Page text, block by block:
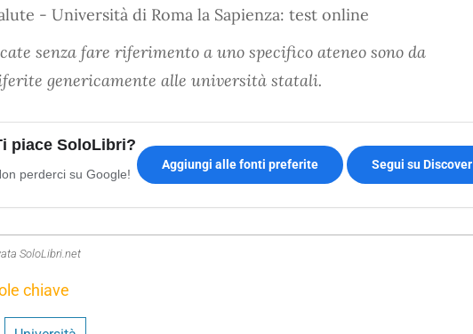
- Università di Roma la Sapienza: test online
senza fare riferimento a uno specifico ateneo sono da
genericamente alle università statali.
piace SoloLibri?
perderci su Google!
Aggiungi alle fonti preferite Segui su Discover
SoloLibri.net
chiave